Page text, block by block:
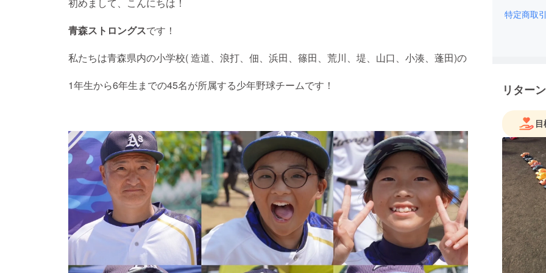
青森ストロングスです！
私たちは青森県内の小学校( 造道、浪打、佃、浜田、篠田、荒川、堤、山口、小湊、蓬田)の
1年生から6年生までの45名が所属する少年野球チームです！
特定商取
リター